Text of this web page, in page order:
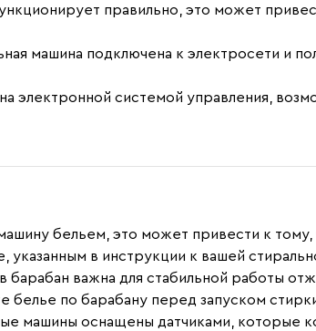
правильно, это может
машина подключена к электросети и
электронной системой управления,
бельем, это может привести к
указанным в инструкции к вашей
в барабан важна для стабильной работы
по барабану перед запуском
машины оснащены датчиками, которые